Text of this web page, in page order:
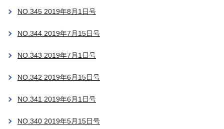
NO.345 2019年8月1日号
NO.344 2019年7月15日号
NO.343 2019年7月1日号
NO.342 2019年6月15日号
NO.341 2019年6月1日号
NO.340 2019年5月15日号